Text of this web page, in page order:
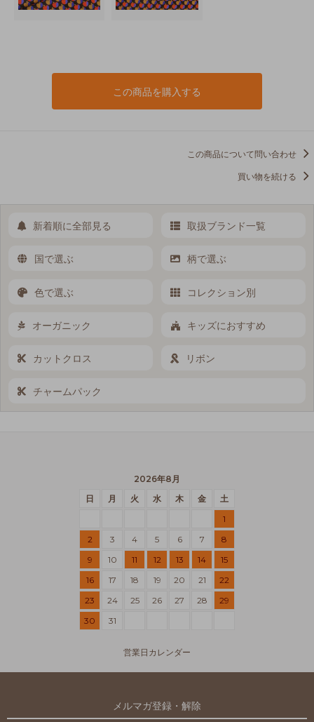
この商品を購入する
この商品について問い合わせ
買い物を続ける
新着順に全部見る 取扱ブランド一覧
国で選ぶ 柄で選ぶ
色で選ぶ コレクション別
オーガニック キッズにおすすめ
カットクロス リボン
チャームパック
2026年8月
日
月 火 水 木 金
土
1
2
3 4 5 6 7
8
9
10 11 12 13 14
15
16
17 18 19 20 21
22
23
24 25 26 27 28
29
30
31
営業日カレンダー
メルマガ登録・解除